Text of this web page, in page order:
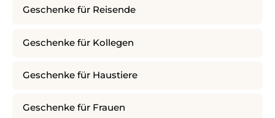
Geschenke für Reisende
Geschenke für Kollegen
Geschenke für Haustiere
Geschenke für Frauen